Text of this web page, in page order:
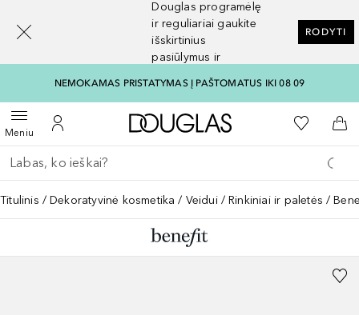
Douglas programėlę
ir reguliariai gaukite
išskirtinius
pasiūlymus ir
RODYTI
NEMOKAMAS PRISTATYMAS Į PAŠTOMATUS IKI 08 09
MeniuAtidaryti meniuĮ mano paskyrą
Į Douglas pagrindinį
Į mano
Į
Grįžk atgal
Vykdykite paiešką
Titulinis Dekoratyvinė kosmetika Veidui Rinkiniai ir paletės
[navigation.slideout.screenreader]